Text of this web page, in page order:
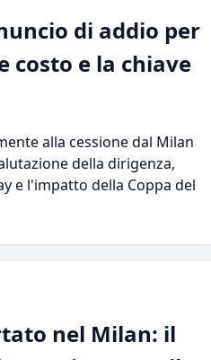
di addio per
costo e la chiave
alla cessione dal Milan
della dirigenza,
e l'impatto della Coppa del
nel Milan: il